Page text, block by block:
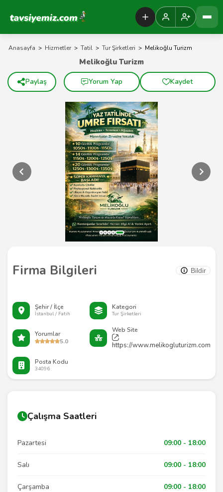
Tavsiyemiz Anasayfa
Anasayfa > Hizmetler > Tatil > Tur Şirketleri > Melikoğlu Turizm
Firma Bilgileri Bildir
Şehir / İlçe
İstanbul / Fatih
Kategori
Tur Şirketleri
Yorumlar
5.0
Web Site
https://www.melikogluturizm.com
Posta Kodu
34096
Melikoğlu Turizm
Paylaş Yorum Yap Kaydet
Çalışma Saatleri
Pazartesi 09:00 - 18:00
Salı 09:00 - 18:00
Çarşamba 09:00 - 18:00